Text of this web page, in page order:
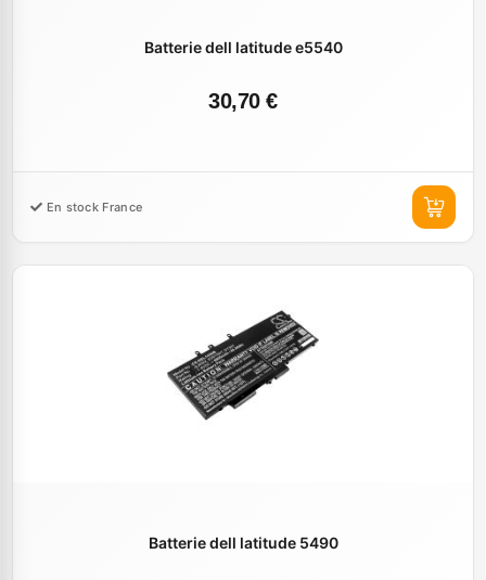
Batterie dell latitude e5540
30,70 €
En stock France
Batterie dell latitude 5490